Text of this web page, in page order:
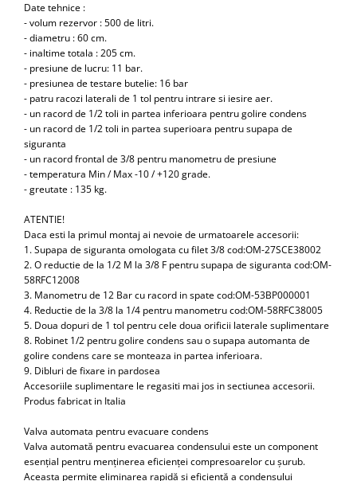
Date tehnice :
- volum rezervor : 500 de litri.
- diametru : 60 cm.
- inaltime totala : 205 cm.
- presiune de lucru: 11 bar.
- presiunea de testare butelie: 16 bar
- patru racozi laterali de 1 tol pentru intrare si iesire aer.
- un racord de 1/2 toli in partea inferioara pentru golire condens
- un racord de 1/2 toli in partea superioara pentru supapa de
siguranta
- un racord frontal de 3/8 pentru manometru de presiune
- temperatura Min / Max -10 / +120 grade.
- greutate : 135 kg.
ATENTIE!
Daca esti la primul montaj ai nevoie de urmatoarele accesorii:
1. Supapa de siguranta omologata cu filet 3/8 cod:OM-27SCE38002
2. O reductie de la 1/2 M la 3/8 F pentru supapa de siguranta cod:OM-
58RFC12008
3. Manometru de 12 Bar cu racord in spate cod:OM-53BP000001
4. Reductie de la 3/8 la 1/4 pentru manometru cod:OM-58RFC38005
5. Doua dopuri de 1 tol pentru cele doua orificii laterale suplimentare
8. Robinet 1/2 pentru golire condens sau o supapa automanta de
golire condens care se monteaza in partea inferioara.
9. Dibluri de fixare in pardosea
Accesoriile suplimentare le regasiti mai jos in sectiunea accesorii.
Produs fabricat in Italia
Valva automata pentru evacuare condens
Valva automată pentru evacuarea condensului este un component
esențial pentru menținerea eficienței compresoarelor cu șurub.
Aceasta permite eliminarea rapidă și eficientă a condensului